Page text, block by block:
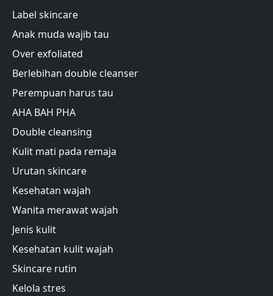
Label skincare
Anak muda wajib tau
Over exfoliated
Berlebihan double cleanser
Perempuan harus tau
AHA BAH PHA
Double cleansing
Kulit mati pada remaja
Urutan skincare
Kesehatan wajah
Wanita merawat wajah
Jenis kulit
Kesehatan kulit wajah
Skincare rutin
Kelola stres